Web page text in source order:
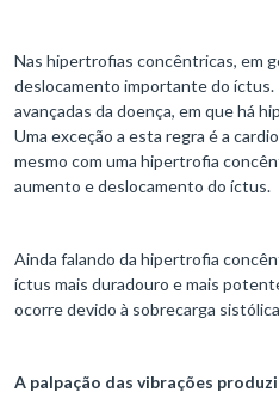
Nas hipertrofias concêntricas, em
deslocamento importante do íctus.
avançadas da doença, em que há
Uma exceção a esta regra é a
mesmo com uma hipertrofia
aumento e deslocamento do íctus.
Ainda falando da hipertrofia
íctus mais duradouro e mais
ocorre devido à sobrecarga
A palpação das vibrações